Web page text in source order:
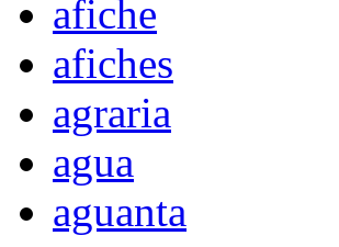
afiche
afiches
agraria
agua
aguanta